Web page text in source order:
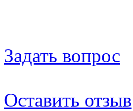
Задать вопрос
Оставить отзыв